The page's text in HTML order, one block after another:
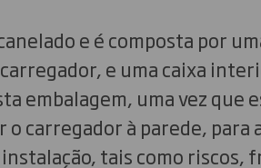
e é composta por
e uma caixa
embalagem, uma vez que
carregador à parede, para
tais como riscos,